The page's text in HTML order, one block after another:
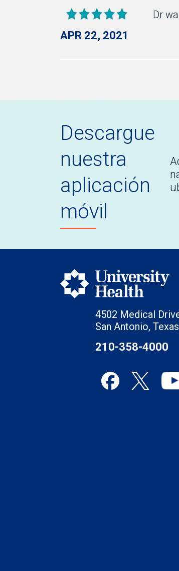
APR 22, 2021
Dr
Descargue
nuestra
aplicación
móvil
4502 Medical
San Antonio,
210-358-4000